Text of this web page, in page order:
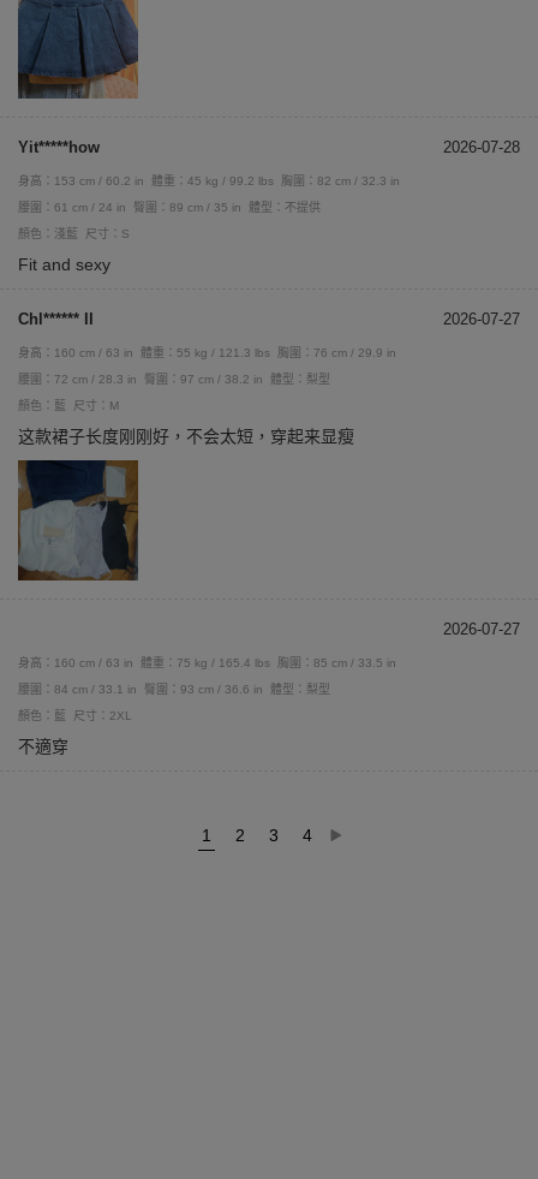
Yit*****how 2026-07-28
身高：153 cm / 60.2 in 體重：45 kg / 99.2 lbs
胸圍：82 cm / 32.3 in
腰圍：61 cm / 24 in
臀圍：89 cm / 35 in
體型：不提供
顏色：淺藍
尺寸：S
Fit and sexy
Chl****** II 2026-07-27
身高：160 cm / 63 in 體重：55 kg / 121.3 lbs
胸圍：76 cm / 29.9 in
腰圍：72 cm / 28.3 in
臀圍：97 cm / 38.2 in
體型：梨型
顏色：藍
尺寸：M
这款裙子长度刚刚好，不会太短，穿起来显瘦
2026-07-27
身高：160 cm / 63 in 體重：75 kg / 165.4 lbs
胸圍：85 cm / 33.5 in
腰圍：84 cm / 33.1 in
臀圍：93 cm / 36.6 in
體型：梨型
顏色：藍
尺寸：2XL
不適穿
1 2 3 4